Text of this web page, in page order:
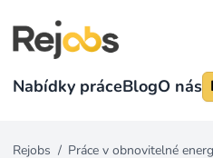
Nabídky práceBlogO nás
Rejobs / Práce v obnovitelné